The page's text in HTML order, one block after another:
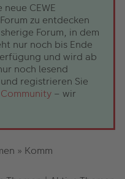
CEWE
zu entdecken
Forum, in dem
nur noch bis Ende
und wird ab
noch lesend
registrieren Sie
– wir
» Komm